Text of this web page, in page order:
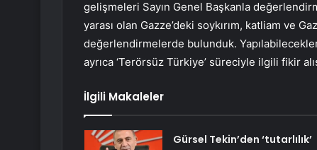
gelişmeleri Sayın Genel Başkanla
yarası olan Gazze’deki soykırım, katliam ve
değerlendirmelerde bulunduk.
ayrıca ‘Terörsüz Türkiye’ süreciyle ilgili fikir
İlgili Makaleler
Gürsel Tekin’den ‘tutarlılık’